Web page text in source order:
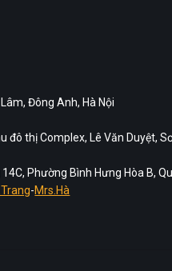
Đông Anh, Hà Nội
đô thị Complex, Lê Văn Duyệt,
Phường Bình Hưng Hòa B,
-Mrs.Hà